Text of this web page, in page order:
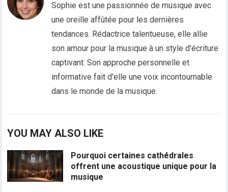
Sophie est une passionnée de musique avec
une oreille affûtée pour les dernières
tendances. Rédactrice talentueuse, elle allie
son amour pour la musique à un style d'écriture
captivant. Son approche personnelle et
informative fait d'elle une voix incontournable
dans le monde de la musique.
YOU MAY ALSO LIKE
Pourquoi certaines cathédrales
offrent une acoustique unique pour la
musique